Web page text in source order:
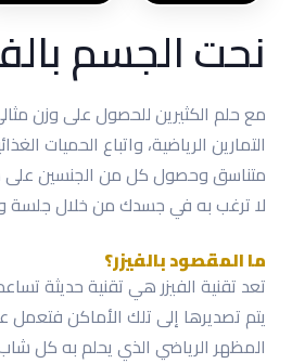
نحت الجسم
مع حلم الكثيرين للحصول على وزن
التمارين الرياضية، واتباع الحميات
متناسق وحصول كل من الجنسين على
لا ترغب به في جسدك من خلال
ما المقصود بالفيزر؟
تعد تقنية الفيزر هي تقنية حديثة
يتم تصديرها إلى تلك الأماكن
المظهر الرياضي الذي يحلم به كل